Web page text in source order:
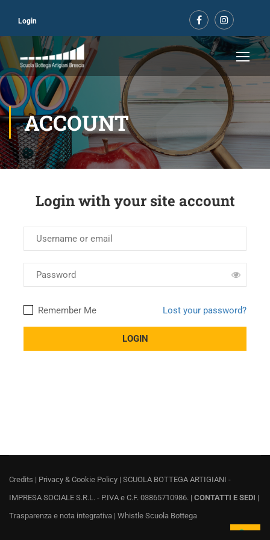
Login
ACCOUNT
Login with your site account
Lost your password?
Remember Me
Credits | Privacy & Cookie Policy | SCUOLA BOTTEGA ARTIGIANI -
IMPRESA SOCIALE S.R.L. - P.IVA e C.F. 03865710986. | CONTATTI E SEDI |
Trasparenza e nota integrativa | Whistle Scuola Bottega